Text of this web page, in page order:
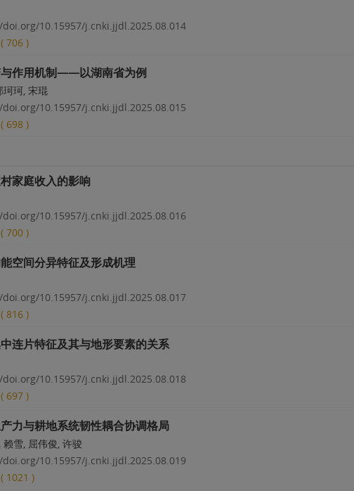
10.15957/j.cnki.jjdl.2025.08.014
( 706 )
与作用机制——以湖南省为例
珂珂, 宋琨
10.15957/j.cnki.jjdl.2025.08.015
( 698 )
家庭收入的影响
10.15957/j.cnki.jjdl.2025.08.016
( 700 )
空间分异特征及形成机理
10.15957/j.cnki.jjdl.2025.08.017
( 816 )
连片特征及其与地形要素的关系
10.15957/j.cnki.jjdl.2025.08.018
( 697 )
力与耕地系统韧性耦合协调格局
雪, 屈伟俊, 许骏
10.15957/j.cnki.jjdl.2025.08.019
( 1021 )